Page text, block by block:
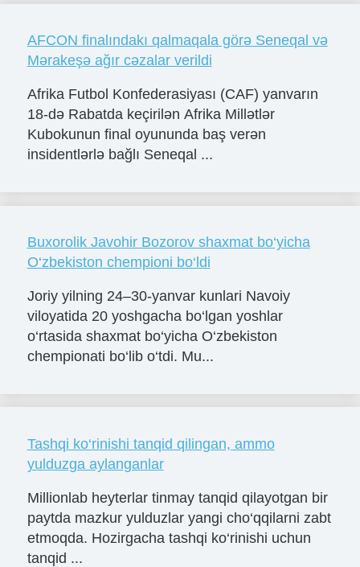
AFCON finalındakı qalmaqala görə Seneqal və
Mərakeşə ağır cəzalar verildi
Afrika Futbol Konfederasiyası (CAF) yanvarın
18-də Rabatda keçirilən Afrika Millətlər
Kubokunun final oyununda baş verən
insidentlərlə bağlı Seneqal ...
Buxorolik Javohir Bozorov shaxmat bo‘yicha
O‘zbekiston chempioni bo‘ldi
Joriy yilning 24–30-yanvar kunlari Navoiy
viloyatida 20 yoshgacha bo‘lgan yoshlar
o‘rtasida shaxmat bo‘yicha O‘zbekiston
chempionati bo‘lib o‘tdi. Mu...
Tashqi ko‘rinishi tanqid qilingan, ammo
yulduzga aylanganlar
Millionlab heyterlar tinmay tanqid qilayotgan bir
paytda mazkur yulduzlar yangi cho‘qqilarni zabt
etmoqda. Hozirgacha tashqi ko‘rinishi uchun
tanqid ...